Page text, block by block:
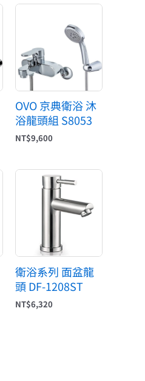
OVO 京典衛浴 沐
浴龍頭組 S8053
NT$9,600
衛浴系列 面盆龍
頭 DF-1208ST
NT$6,320